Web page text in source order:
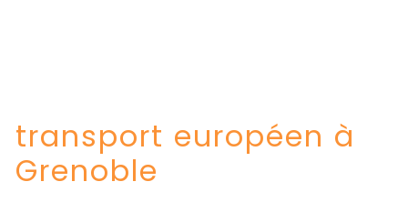
transport européen à
Grenoble